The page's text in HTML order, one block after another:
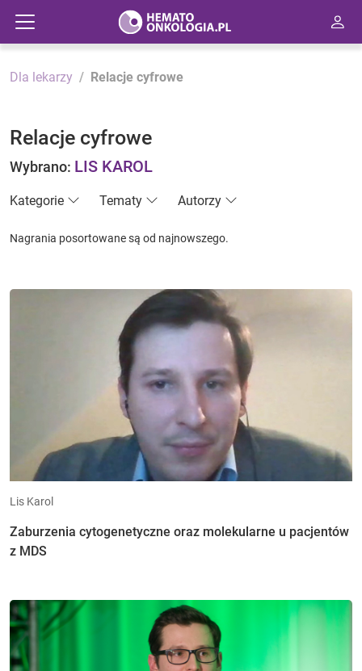
Dla lekarzy Relacje cyfrowe
Relacje cyfrowe
Wybrano: LIS KAROL
Kategorie Tematy Autorzy
Nagrania posortowane są od najnowszego.
Lis Karol
Zaburzenia cytogenetyczne oraz molekularne u pacjentów
z MDS